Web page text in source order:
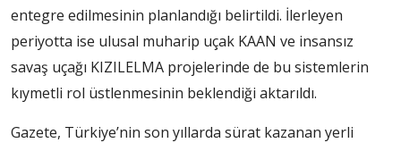
entegre edilmesinin planlandığı belirtildi. İlerleyen
periyotta ise ulusal muharip uçak KAAN ve insansız
savaş uçağı KIZILELMA projelerinde de bu sistemlerin
kıymetli rol üstlenmesinin beklendiği aktarıldı.
Gazete, Türkiye’nin son yıllarda sürat kazanan yerli